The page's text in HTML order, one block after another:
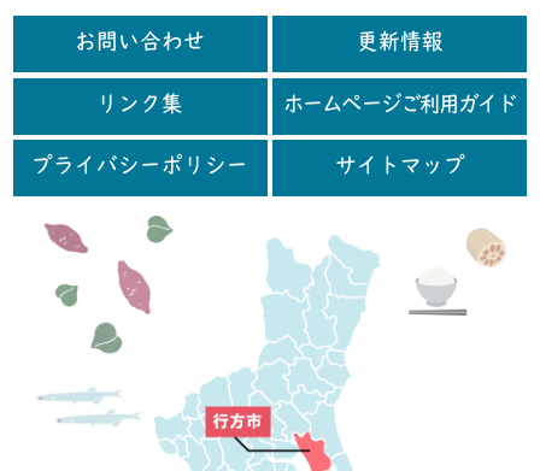
お問い合わせ 更新情報
リンク集 ホームページご利用ガイド
プライバシーポリシー サイトマップ